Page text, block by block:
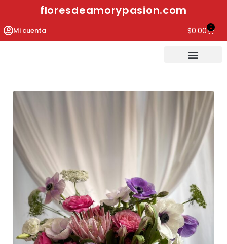
floresdeamorypasion.com
Mi cuenta $0.00 0